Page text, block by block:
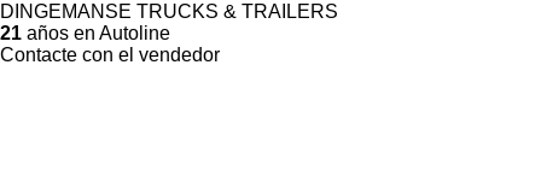
DINGEMANSE TRUCKS & TRAILERS
21 años en Autoline
Contacte con el vendedor